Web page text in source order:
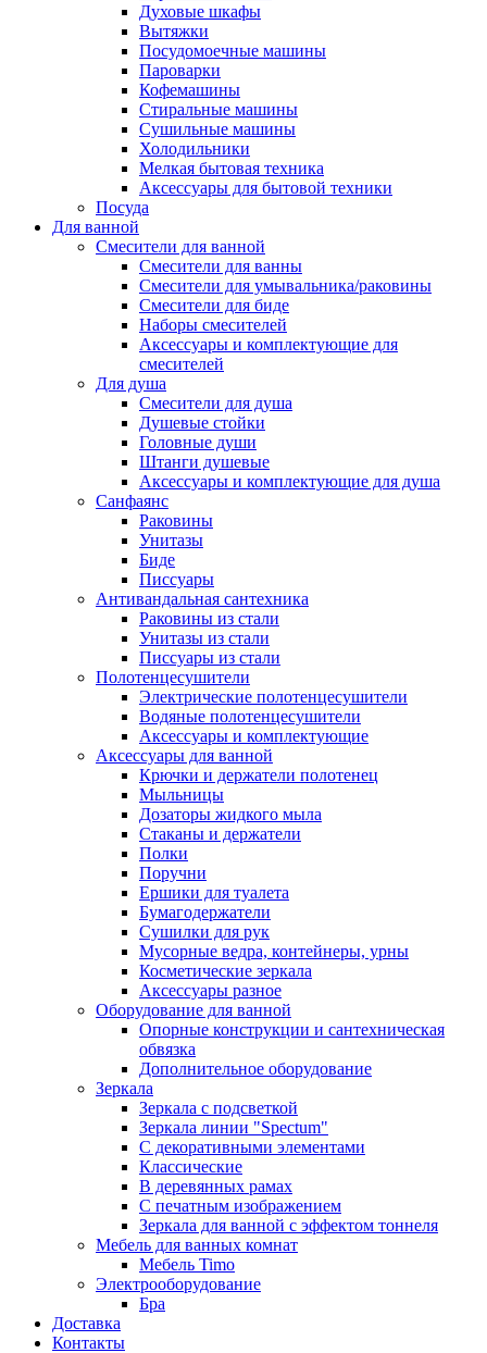
Духовые шкафы
Вытяжки
Посудомоечные машины
Пароварки
Кофемашины
Стиральные машины
Сушильные машины
Холодильники
Мелкая бытовая техника
Аксессуары для бытовой техники
Посуда
Для ванной
Смесители для ванной
Смесители для ванны
Смесители для умывальника/раковины
Смесители для биде
Наборы смесителей
Аксессуары и комплектующие для
смесителей
Для душа
Смесители для душа
Душевые стойки
Головные души
Штанги душевые
Аксессуары и комплектующие для душа
Санфаянс
Раковины
Унитазы
Биде
Писсуары
Антивандальная сантехника
Раковины из стали
Унитазы из стали
Писсуары из стали
Полотенцесушители
Электрические полотенцесушители
Водяные полотенцесушители
Аксессуары и комплектующие
Аксессуары для ванной
Крючки и держатели полотенец
Мыльницы
Дозаторы жидкого мыла
Стаканы и держатели
Полки
Поручни
Ершики для туалета
Бумагодержатели
Сушилки для рук
Мусорные ведра, контейнеры, урны
Косметические зеркала
Аксессуары разное
Оборудование для ванной
Опорные конструкции и сантехническая
обвязка
Дополнительное оборудование
Зеркала
Зеркала с подсветкой
Зеркала линии "Spectum"
С декоративными элементами
Классические
В деревянных рамах
С печатным изображением
Зеркала для ванной с эффектом тоннеля
Мебель для ванных комнат
Мебель Timo
Электрооборудование
Бра
Доставка
Контакты